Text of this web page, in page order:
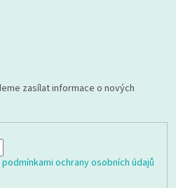
zasílat informace o nových
podmínkami ochrany osobních údajů